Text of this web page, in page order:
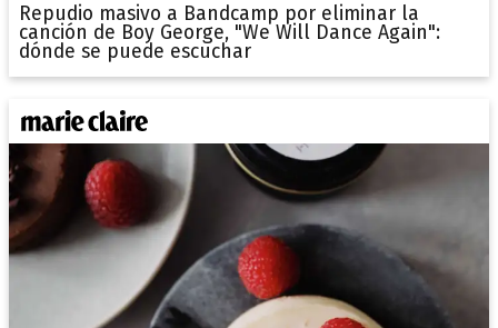
Repudio masivo a Bandcamp por eliminar la
canción de Boy George, "We Will Dance Again":
dónde se puede escuchar